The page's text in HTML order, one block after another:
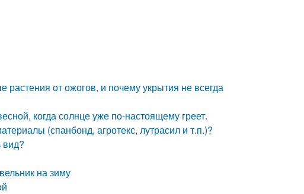
от ожогов, и почему укрытия не всегда
когда солнце уже по-настоящему греет.
(спанбонд, агротекс, лутрасил и т.п.)?
вид?
на зиму